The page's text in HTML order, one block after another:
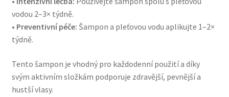
vodou 2–3× týdně.
• Preventivní péče: Šampon a pleťovou vodu aplikujte 1–2×
týdně.
Tento šampon je vhodný pro každodenní použití a díky
svým aktivním složkám podporuje zdravější, pevnější a
hustší vlasy.